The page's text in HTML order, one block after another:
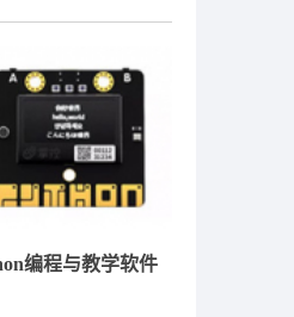
编程与教学软件